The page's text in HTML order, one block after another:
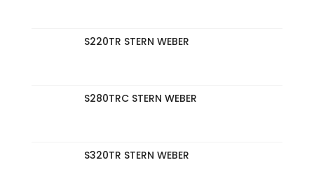
S220TR STERN WEBER
S280TRC STERN WEBER
S320TR STERN WEBER